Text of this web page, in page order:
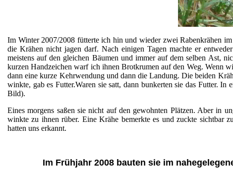
Im Winter 2007/2008 fütterte ich hin und wieder zwei Rabenkrähen
die Krähen nicht jagen darf. Nach einigen Tagen machte er
meistens auf den gleichen Bäumen und immer auf dem selben Ast,
kurzen Handzeichen warf ich ihnen Brotkrumen auf den Weg. Wenn
dann eine kurze Kehrwendung und dann die Landung. Die beiden
winkte, gab es Futter.Waren sie satt, dann bunkerten sie das Futter.
Bild).
Eines morgens saßen sie nicht auf den gewohnten Plätzen. Aber in
winkte zu ihnen rüber. Eine Krähe bemerkte es und zuckte sichtbar
hatten uns erkannt.
Im Frühjahr 2008 bauten sie im